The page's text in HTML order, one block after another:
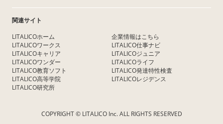
関連サイト
LITALICOホーム
LITALICOワークス
LITALICOキャリア
LITALICOワンダー
LITALICO教育ソフト
LITALICO高等学院
LITALICO研究所
企業情報はこちら
LITALICO仕事ナビ
LITALICOジュニア
LITALICOライフ
LITALICO発達特性検査
LITALICOレジデンス
COPYRIGHT © LITALICO Inc. ALL RIGHTS RESERVED